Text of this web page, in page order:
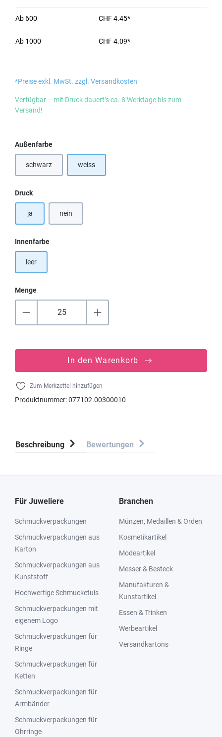
Ab 600 CHF 4.45*
Ab 1000 CHF 4.09*
*Preise exkl. MwSt. zzgl. Versandkosten
Verfügbar – mit Druck dauert’s ca. 8 Werktage bis zum
Versand!
Außenfarbeauswählen
schwarz weiss
Druckauswählen
ja nein
Innenfarbeauswählen
leer
Menge
In den Warenkorb
Zum Merkzettel hinzufügen
Produktnummer:077102.00300010
Beschreibung Bewertungen
Für Juweliere
Schmuckverpackungen
Schmuckverpackungen aus
Karton
Schmuckverpackungen aus
Kunststoff
Hochwertige Schmucketuis
Schmuckverpackungen mit
eigenem Logo
Schmuckverpackungen für
Ringe
Schmuckverpackungen für
Ketten
Schmuckverpackungen für
Armbänder
Schmuckverpackungen für
Ohrringe
Branchen
Münzen, Medaillen & Orden
Kosmetikartikel
Modeartikel
Messer & Besteck
Manufakturen &
Kunstartikel
Essen & Trinken
Werbeartikel
Versandkartons